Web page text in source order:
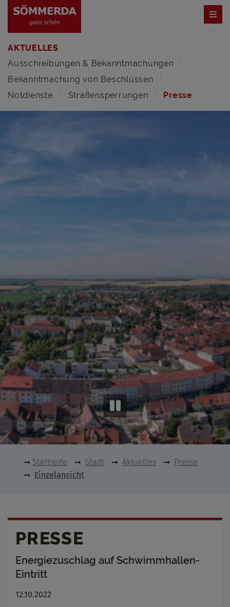
AKTUELLES
Ausschreibungen & Bekanntmachungen
Bekanntmachung von Beschlüssen
Notdienste
Straßensperrungen Presse
Startseite Stadt Aktuelles
Presse
Einzelansicht
PRESSE
Energiezuschlag auf Schwimmhallen-
Eintritt
12.10.2022